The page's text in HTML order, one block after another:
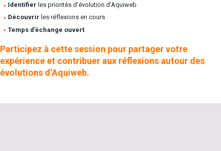
Identifier les priorités d’évolution d’Aquiweb
Découvrir les réflexions en cours
Temps d’échange ouvert
Participez à cette session pour partager votre
expérience et contribuer aux réflexions autour des
évolutions d’Aquiweb.